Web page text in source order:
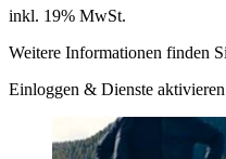
inkl. 19% MwSt.
Weitere Informationen finden
Einloggen & Dienste aktivieren